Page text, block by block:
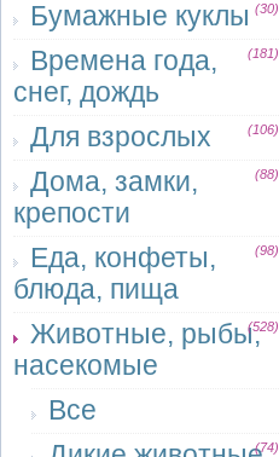
Бумажные куклы (30)
Времена года,
снег, дождь
(181)
Для взрослых (106)
Дома, замки,
крепости
(88)
Еда, конфеты,
блюда, пища
(98)
Животные, рыбы,
насекомые
(528)
Все
(74)